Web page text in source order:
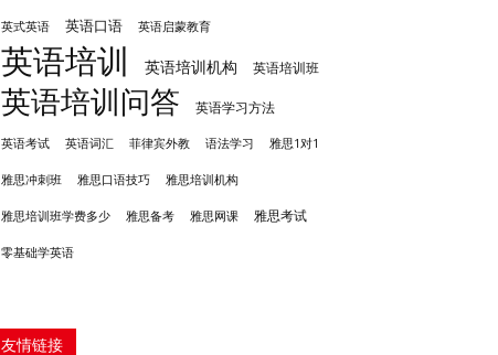
英式英语 英语口语 英语启蒙教育
英语培训 英语培训机构 英语培训班
英语培训问答 英语学习方法
英语考试 英语词汇 菲律宾外教 语法学习 雅思1对1
雅思冲刺班 雅思口语技巧 雅思培训机构
雅思培训班学费多少 雅思备考 雅思网课 雅思考试
零基础学英语
友情链接